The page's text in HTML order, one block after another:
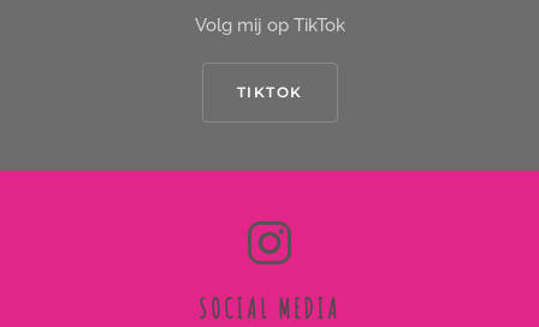
Volg mij op TikTok
TIKTOK
SOCIAL MEDIA